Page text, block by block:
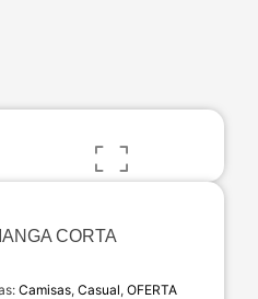
CORTA
Camisas,Casual,OFERTA